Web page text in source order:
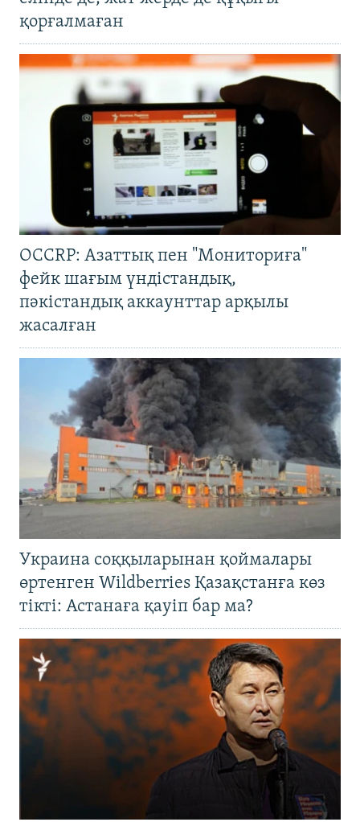
қорғалмаған
OCCRP: Азаттық пен "Мониториға"
фейк шағым үндістандық,
пәкістандық аккаунттар арқылы
жасалған
Украина соққыларынан қоймалары
өртенген Wildberries Қазақстанға көз
тікті: Астанаға қауіп бар ма?